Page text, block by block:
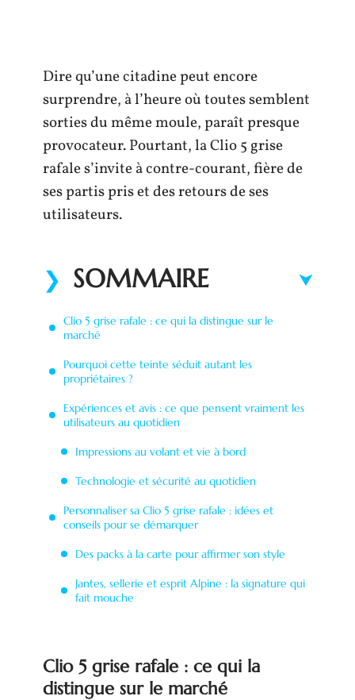
Dire qu’une citadine peut encore
surprendre, à l’heure où toutes semblent
sorties du même moule, paraît presque
provocateur. Pourtant, la Clio 5 grise
rafale s’invite à contre-courant, fière de
ses partis pris et des retours de ses
utilisateurs.
SOMMAIRE
Clio 5 grise rafale : ce qui la distingue sur le
marché
Pourquoi cette teinte séduit autant les
propriétaires ?
Expériences et avis : ce que pensent vraiment les
utilisateurs au quotidien
Impressions au volant et vie à bord
Technologie et sécurité au quotidien
Personnaliser sa Clio 5 grise rafale : idées et
conseils pour se démarquer
Des packs à la carte pour affirmer son style
Jantes, sellerie et esprit Alpine : la signature qui
fait mouche
Clio 5 grise rafale : ce qui la
distingue sur le marché